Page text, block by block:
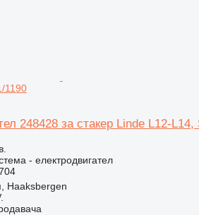
1190
248428 за стакер Linde L12-
- електродвигател
Haaksbergen